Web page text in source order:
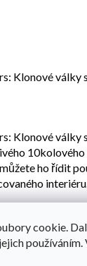
cookie.
Klonové
Klonové
ho řídit
interiéru.
se světelným
s blastery.
a stojany na